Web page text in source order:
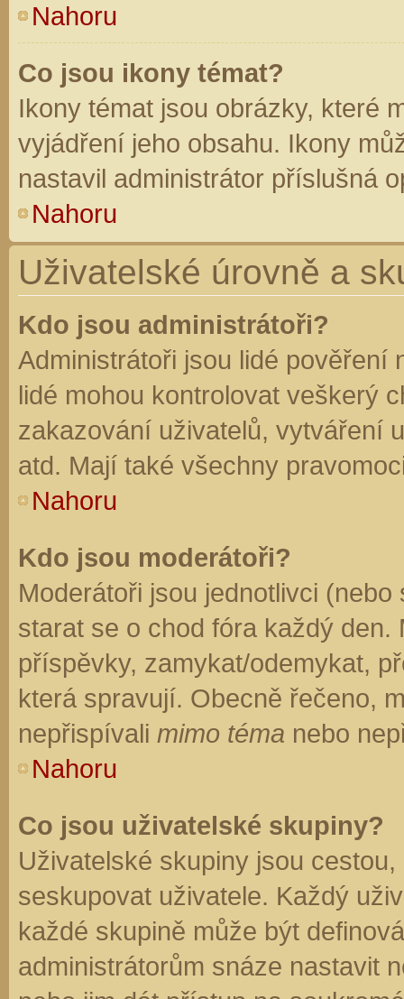
Nahoru
Co jsou ikony témat?
Ikony témat jsou obrázky, které
vyjádření jeho obsahu. Ikony
nastavil administrátor příslušná
Nahoru
Uživatelské úrovně a
Kdo jsou administrátoři?
Administrátoři jsou lidé pověření
lidé mohou kontrolovat veškerý
zakazování uživatelů, vytváření
atd. Mají také všechny
Nahoru
Kdo jsou moderátoři?
Moderátoři jsou jednotlivci
starat se o chod fóra každý
příspěvky, zamykat/odemykat,
která spravují. Obecně řečeno,
nepřispívali mimo téma nebo
Nahoru
Co jsou uživatelské skupiny?
Uživatelské skupiny jsou
seskupovat uživatele. Každý
každé skupině může být
administrátorům snáze nastavit